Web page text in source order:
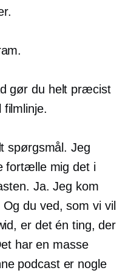
gør du helt præcist
spørgsmål. Jeg
fortælle mig det i
Ja. Jeg kom
du ved, som vi vil
er det én ting, der
har en masse
podcast er nogle